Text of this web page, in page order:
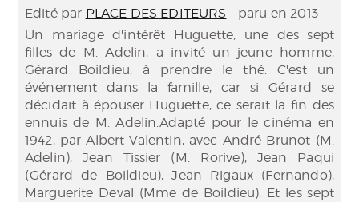
Edité par PLACE DES EDITEURS - paru en 2013
Un mariage d'intérêt Huguette, une des sept
filles de M. Adelin, a invité un jeune homme,
Gérard Boildieu, à prendre le thé. C'est un
événement dans la famille, car si Gérard se
décidait à épouser Huguette, ce serait la fin des
ennuis de M. Adelin.Adapté pour le cinéma en
1942, par Albert Valentin, avec André Brunot (M.
Adelin), Jean Tissier (M. Rorive), Jean Paqui
(Gérard de Boildieu), Jean Rigaux (Fernando),
Marguerite Deval (Mme de Boildieu). Et les sept